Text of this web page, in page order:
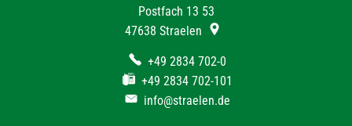
Postfach 13 53
47638 Straelen
+49 2834 702-0
+49 2834 702-101
info@straelen.de